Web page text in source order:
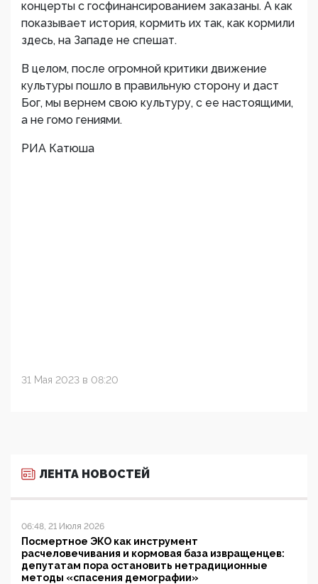
концерты с госфинансированием заказаны. А как
показывает история, кормить их так, как кормили
здесь, на Западе не спешат.
В целом, после огромной критики движение
культуры пошло в правильную сторону и даст
Бог, мы вернем свою культуру, с ее настоящими,
а не гомо гениями.
РИА Катюша
31 Мая 2023 в 08:20
ЛЕНТА НОВОСТЕЙ
06:48, 21 Июля 2026
Посмертное ЭКО как инструмент
расчеловечивания и кормовая база извращенцев:
депутатам пора остановить нетрадиционные
методы «спасения демографии»